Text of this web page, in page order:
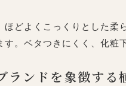
どよくこっくりとした柔
す。ベタつきにくく、化粧
ランドを象徴する